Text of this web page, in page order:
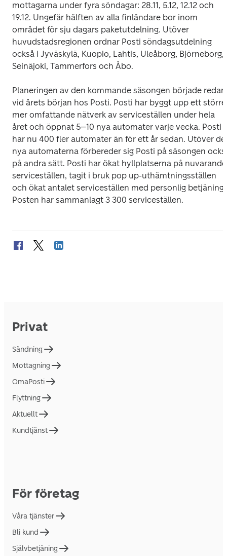
mottagarna under fyra söndagar: 28.11, 5.12, 12.12 och
19.12. Ungefär hälften av alla finländare bor inom
området för sju dagars paketutdelning. Utöver
huvudstadsregionen ordnar Posti söndagsutdelning
också i Jyväskylä, Kuopio, Lahtis, Uleåborg, Björneborg,
Seinäjoki, Tammerfors och Åbo.
Planeringen av den kommande säsongen började redan
vid årets början hos Posti. Posti har byggt upp ett
mer omfattande nätverk av serviceställen under hela
året och öppnat 5–10 nya automater varje vecka. Posti
har nu 400 fler automater än för ett år sedan. Utöver de
nya automaterna förbereder sig Posti på säsongen
på andra sätt. Posti har ökat hyllplatserna på nuvarande
serviceställen, tagit i bruk pop up-uthämtningsställen
och ökat antalet serviceställen med personlig betjäning.
Posten har sammanlagt 3 300 serviceställen.
Privat
Sändning
Mottagning
OmaPosti
Flyttning
Aktuellt
Kundtjänst
För företag
Våra tjänster
Bli kund
Självbetjäning